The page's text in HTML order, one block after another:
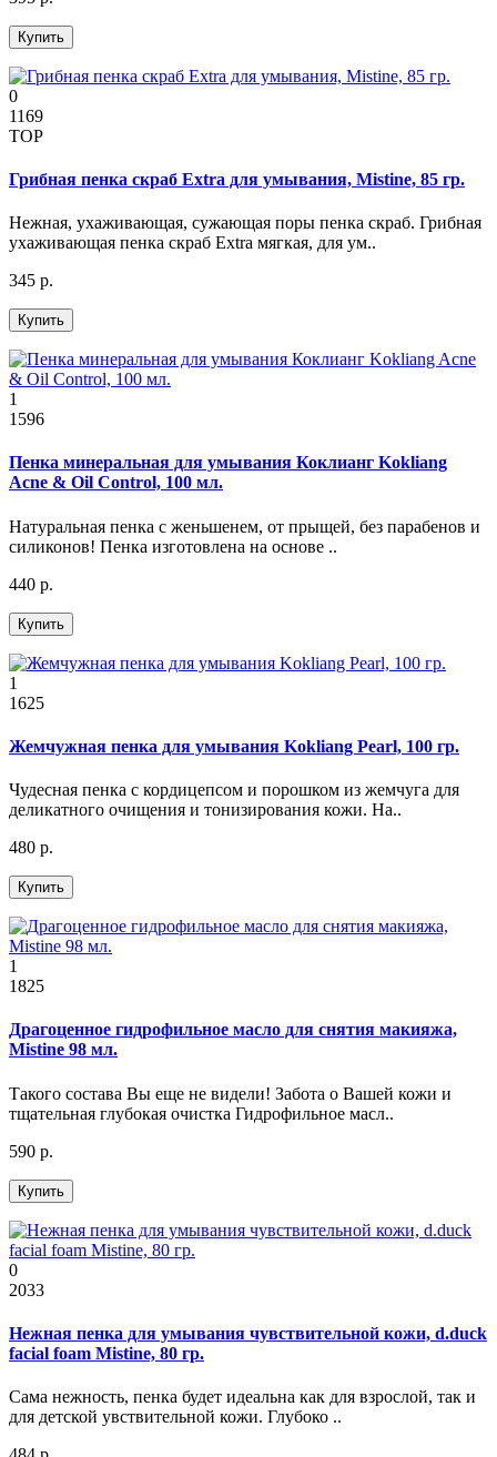
Купить
0
1169
TOP
Грибная пенка скраб Extra для умывания, Mistine, 85 гр.
Нежная, ухаживающая, сужающая поры пенка скраб. Грибная
ухаживающая пенка скраб Extra мягкая, для ум..
345 р.
Купить
1
1596
Пенка минеральная для умывания Коклианг Kokliang
Acne & Oil Control, 100 мл.
Натуральная пенка с женьшенем, от прыщей, без парабенов и
силиконов! Пенка изготовлена на основе ..
440 р.
Купить
1
1625
Жемчужная пенка для умывания Kokliang Pearl, 100 гр.
Чудесная пенка c кордицепсом и порошком из жемчуга для
деликатного очищения и тонизирования кожи. На..
480 р.
Купить
1
1825
Драгоценное гидрофильное масло для снятия макияжа,
Mistine 98 мл.
Такого состава Вы еще не видели! Забота о Вашей кожи и
тщательная глубокая очистка Гидрофильное масл..
590 р.
Купить
0
2033
Нежная пенка для умывания чувствительной кожи, d.duck
facial foam Mistine, 80 гр.
Сама нежность, пенка будет идеальна как для взрослой, так и
для детской увствительной кожи. Глубоко ..